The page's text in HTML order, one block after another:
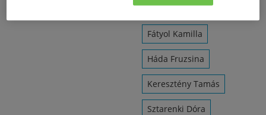
Andai Kati
Fátyol Kamilla
Háda Fruzsina
Keresztény Tamás
Sztarenki Dóra